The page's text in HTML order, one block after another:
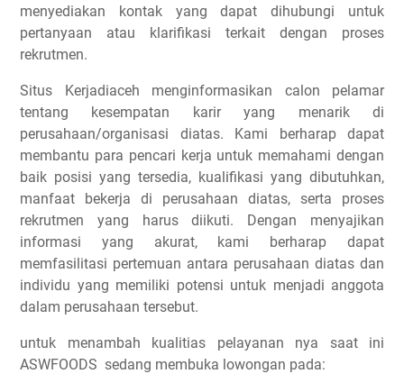
menyediakan kontak yang dapat dihubungi untuk
pertanyaan atau klarifikasi terkait dengan proses
rekrutmen.
Situs Kerjadiaceh menginformasikan calon pelamar
tentang kesempatan karir yang menarik di
perusahaan/organisasi diatas. Kami berharap dapat
membantu para pencari kerja untuk memahami dengan
baik posisi yang tersedia, kualifikasi yang dibutuhkan,
manfaat bekerja di perusahaan diatas, serta proses
rekrutmen yang harus diikuti. Dengan menyajikan
informasi yang akurat, kami berharap dapat
memfasilitasi pertemuan antara perusahaan diatas dan
individu yang memiliki potensi untuk menjadi anggota
dalam perusahaan tersebut.
untuk menambah kualitias pelayanan nya saat ini
ASWFOODS sedang membuka lowongan pada: